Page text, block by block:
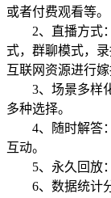
或者付费观看等。
2、直播方式：
式，群聊模式，
互联网资源进行
3、场景多样化
多种选择。
4、随时解答：
互动。
5、永久回放：
6、数据统计分